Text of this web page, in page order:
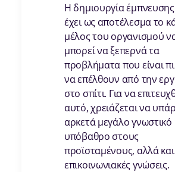
Η δημιουργία
έχει ως αποτέλεσμα το
μέλος του οργανισμού
μπορεί να ξεπερνά τα
προβλήματα που είναι
να επέλθουν από την
στο σπίτι. Για να
αυτό, χρειάζεται να
αρκετά μεγάλο γνωστικό
υπόβαθρο στους
προϊσταμένους, αλλά και
επικοινωνιακές γνώσεις.